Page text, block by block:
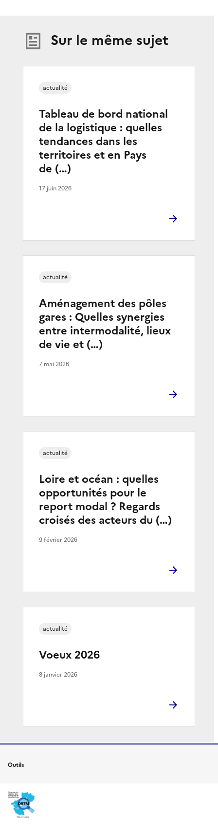
Sur le même sujet
Tableau de bord national
de la logistique : quelles
tendances dans les
territoires et en Pays
de (…)
actualité
17 juin 2026
Aménagement des pôles
gares : Quelles synergies
entre intermodalité, lieux
de vie et (…)
actualité
7 mai 2026
Loire et océan : quelles
opportunités pour le
report modal ? Regards
croisés des acteurs du (…)
actualité
9 février 2026
Voeux 2026
actualité
8 janvier 2026
Outils